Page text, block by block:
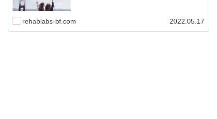
rehablabs-bf.com 2022.05.17